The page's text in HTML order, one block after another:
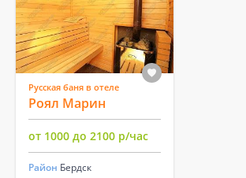
Русская баня в отеле
Роял Марин
от 1000 до 2100 р/час
Район Бердск